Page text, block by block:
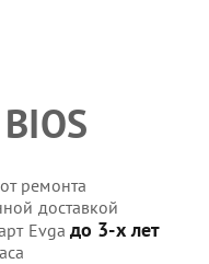
ремонта
доставкой
Evga до 3-х лет